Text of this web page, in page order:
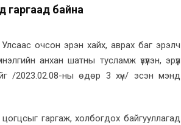
гаргаад байна
очсон эрэн хайх, аврах баг эрэлч
анхан шатны тусламж үзүүлэн, эрүүл
/2023.02.08-ны өдөр 3 хүн/ эсэн мэнд
гаргаж, холбогдох байгууллагад